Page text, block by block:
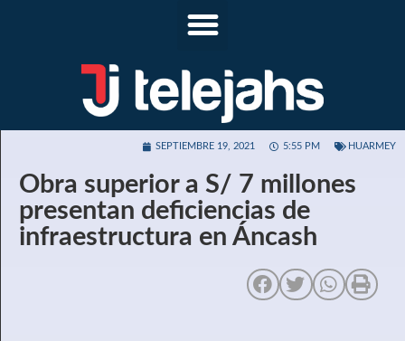
SEPTIEMBRE 19, 2021 5:55 PM HUARMEY
Obra superior a S/ 7 millones
presentan deficiencias de
infraestructura en Áncash